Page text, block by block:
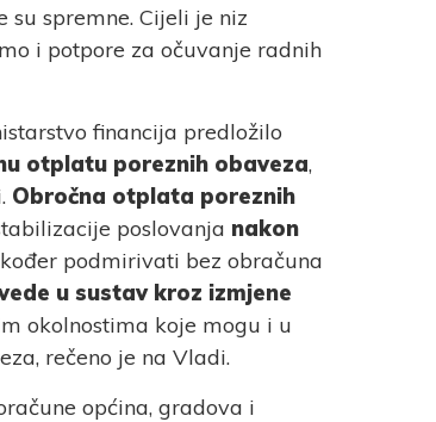
su spremne. Cijeli je niz
i potpore za očuvanje radnih
financija predložilo
otplatu poreznih obaveza,
Obročna otplata poreznih
poslovanja nakon
podmirivati bez obračuna
u sustav kroz izmjene
okolnostima koje mogu i u
rečeno je na Vladi.
općina, gradova i